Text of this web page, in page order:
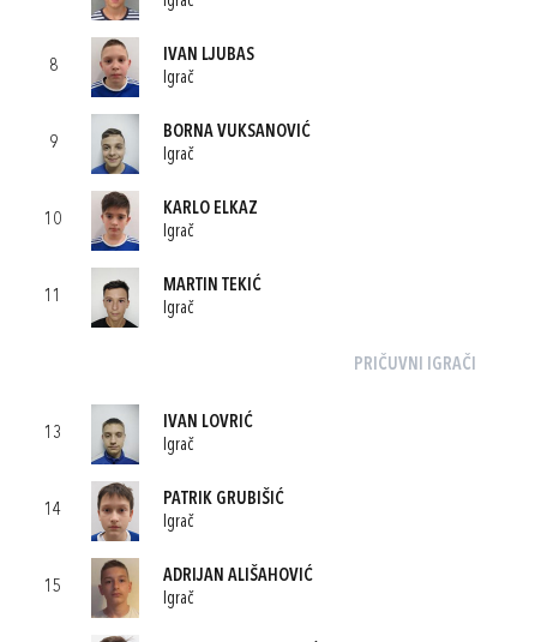
8
IVAN LJUBAS
Igrač
9
BORNA VUKSANOVIĆ
Igrač
10
KARLO ELKAZ
Igrač
11
MARTIN TEKIĆ
Igrač
PRIČUVNI IGRAČI
13
IVAN LOVRIĆ
Igrač
14
PATRIK GRUBIŠIĆ
Igrač
15
ADRIJAN ALIŠAHOVIĆ
Igrač